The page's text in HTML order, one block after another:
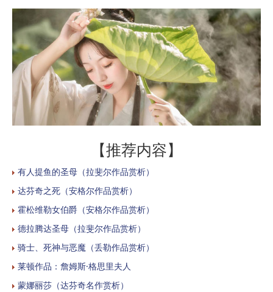
【推荐内容】
有人提鱼的圣母（拉斐尔作品赏析）
达芬奇之死（安格尔作品赏析）
霍松维勒女伯爵（安格尔作品赏析）
德拉腾达圣母（拉斐尔作品赏析）
骑士、死神与恶魔（丢勒作品赏析）
莱顿作品：詹姆斯·格思里夫人
蒙娜丽莎（达芬奇名作赏析）